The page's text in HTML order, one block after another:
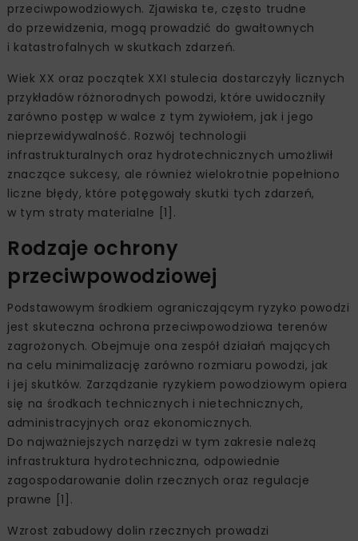
przeciwpowodziowych. Zjawiska te, często trudne
do przewidzenia, mogą prowadzić do gwałtownych
i katastrofalnych w skutkach zdarzeń.
Wiek XX oraz początek XXI stulecia dostarczyły licznych
przykładów różnorodnych powodzi, które uwidoczniły
zarówno postęp w walce z tym żywiołem, jak i jego
nieprzewidywalność. Rozwój technologii
infrastrukturalnych oraz hydrotechnicznych umożliwił
znaczące sukcesy, ale również wielokrotnie popełniono
liczne błędy, które potęgowały skutki tych zdarzeń,
w tym straty materialne [1].
Rodzaje ochrony
przeciwpowodziowej
Podstawowym środkiem ograniczającym ryzyko powodzi
jest skuteczna ochrona przeciwpowodziowa terenów
zagrożonych. Obejmuje ona zespół działań mających
na celu minimalizację zarówno rozmiaru powodzi, jak
i jej skutków. Zarządzanie ryzykiem powodziowym opiera
się na środkach technicznych i nietechnicznych,
administracyjnych oraz ekonomicznych.
Do najważniejszych narzędzi w tym zakresie należą
infrastruktura hydrotechniczna, odpowiednie
zagospodarowanie dolin rzecznych oraz regulacje
prawne [1].
Wzrost zabudowy dolin rzecznych prowadzi